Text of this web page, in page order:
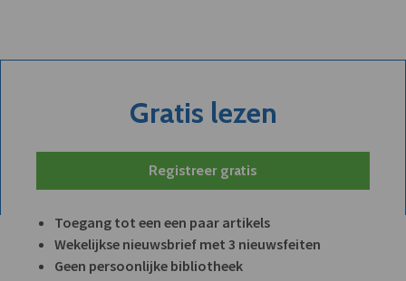
Gratis lezen
Registreer gratis
Toegang tot een een paar artikels
Wekelijkse nieuwsbrief met 3 nieuwsfeiten
Geen persoonlijke bibliotheek